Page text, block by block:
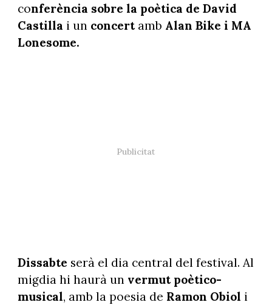
conferència sobre la poètica de David
Castilla i un concertamb Alan Bike i MA
Lonesome.
Dissabte serà el dia central del festival. Al
migdia hi haurà un vermut poètico-
musical, amb la poesia de Ramon Obiol i